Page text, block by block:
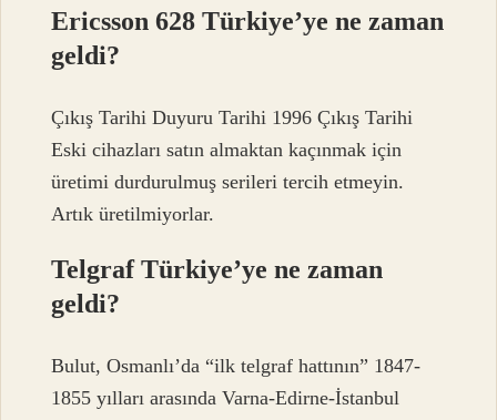
Ericsson 628 Türkiye’ye ne zaman
geldi?
Çıkış Tarihi Duyuru Tarihi 1996 Çıkış Tarihi
Eski cihazları satın almaktan kaçınmak için
üretimi durdurulmuş serileri tercih etmeyin.
Artık üretilmiyorlar.
Telgraf Türkiye’ye ne zaman
geldi?
Bulut, Osmanlı’da “ilk telgraf hattının” 1847-
1855 yılları arasında Varna-Edirne-İstanbul